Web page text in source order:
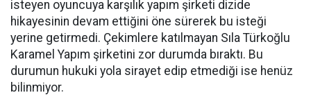
isteyen oyuncuya karşılık yapım şirketi dizide
hikayesinin devam ettiğini öne sürerek bu isteği
yerine getirmedi. Çekimlere katılmayan Sıla Türkoğlu
Karamel Yapım şirketini zor durumda bıraktı. Bu
durumun hukuki yola sirayet edip etmediği ise henüz
bilinmiyor.